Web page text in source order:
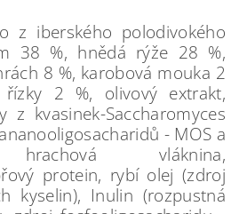
z iberského polodivokého
38 %, hnědá rýže 28 %,
8 %, karobová mouka 2
2 %, olivový extrakt,
z kvasinek-Saccharomyces
- MOS a
hrachová vláknina,
protein, rybí olej (zdroj
kyselin), Inulin (rozpustná